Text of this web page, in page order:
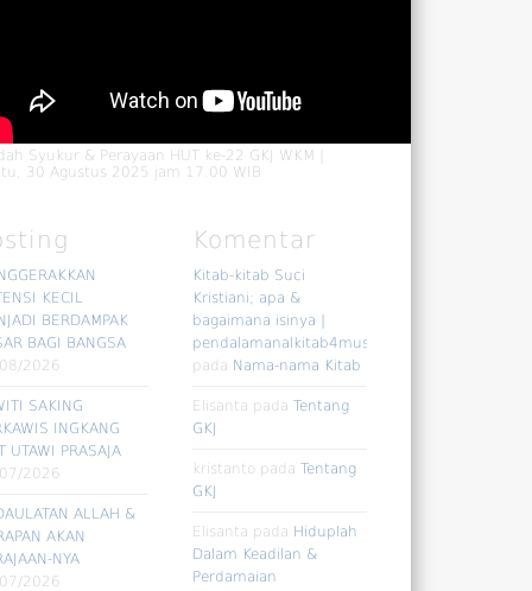
Syukur & Perayaan HUT ke-22 GKJ WKM |
30 Agustus 2025 jam 17.00 WIB
KECIL
BERDAMPAK
BAGI BANGSA
2026
SAKING
INGKANG
UTAWI PRASAJA
2026
ALLAH &
AKAN
NYA
2026
Komentar
Kitab-kitab Suci
Kristiani; apa &
bagaimana isinya |
pendalamanalkitab4muslim
pada Nama-nama Kitab
Elisanta pada Tentang
GKJ
kristanto pada Tentang
GKJ
Elisanta pada Hiduplah
Dalam Keadilan &
Perdamaian